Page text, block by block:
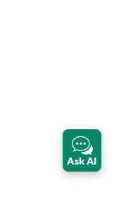
Ask AI